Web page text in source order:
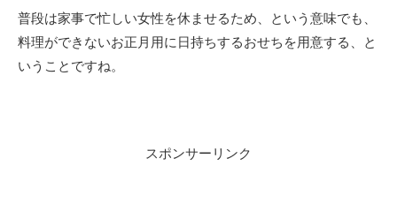
普段は家事で忙しい女性を休ませるため、という意味でも、
料理ができないお正月用に日持ちするおせちを用意する、と
いうことですね。
スポンサーリンク